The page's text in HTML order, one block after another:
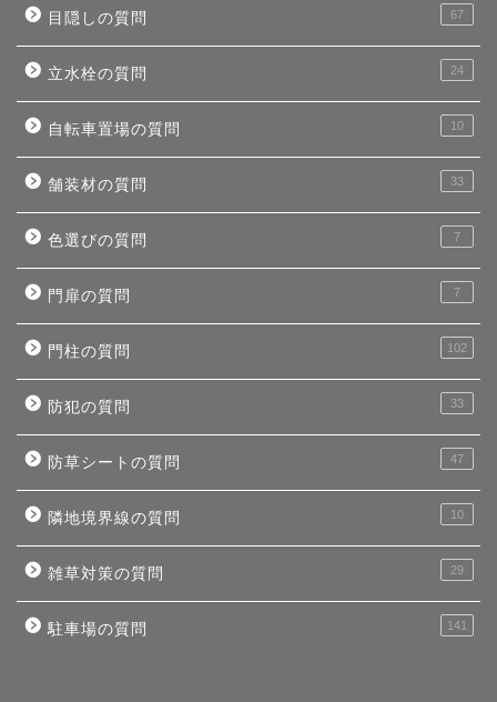
目隠しの質問 67
立水栓の質問 24
自転車置場の質問 10
舗装材の質問 33
色選びの質問 7
門扉の質問 7
門柱の質問 102
防犯の質問 33
防草シートの質問 47
隣地境界線の質問 10
雑草対策の質問 29
駐車場の質問 141